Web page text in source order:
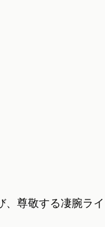
、尊敬する凄腕ライ